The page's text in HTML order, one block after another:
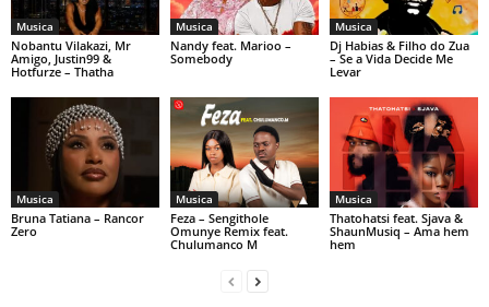
Musica
Nobantu Vilakazi, Mr
Amigo, Justin99 &
Hotfurze – Thatha
Musica
Nandy feat. Marioo –
Somebody
Musica
Dj Habias & Filho do Zua
– Se a Vida Decide Me
Levar
Musica
Bruna Tatiana – Rancor
Zero
Musica
Feza – Sengithole
Omunye Remix feat.
Chulumanco M
Musica
Thatohatsi feat. Sjava &
ShaunMusiq – Ama hem
hem